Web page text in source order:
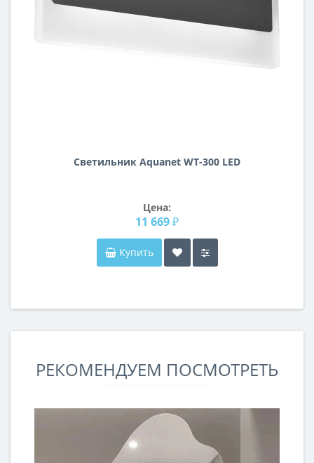
Светильник Aquanet WT-300 LED
Цена:
11 669 ₽
Купить
РЕКОМЕНДУЕМ ПОСМОТРЕТЬ